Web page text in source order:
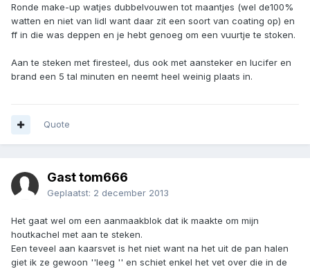
Ronde make-up watjes dubbelvouwen tot maantjes (wel de100%
watten en niet van lidl want daar zit een soort van coating op) en
ff in die was deppen en je hebt genoeg om een vuurtje te stoken.
Aan te steken met firesteel, dus ook met aansteker en lucifer en
brand een 5 tal minuten en neemt heel weinig plaats in.
Quote
Gast tom666
Geplaatst: 2 december 2013
Het gaat wel om een aanmaakblok dat ik maakte om mijn
houtkachel met aan te steken.
Een teveel aan kaarsvet is het niet want na het uit de pan halen
giet ik ze gewoon ''leeg '' en schiet enkel het vet over die in de